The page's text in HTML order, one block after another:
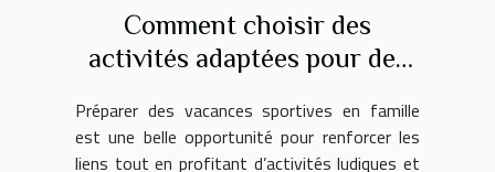
Comment choisir des
activités adaptées pour des
?
Préparer des vacances sportives en famille
est une belle opportunité pour renforcer les
liens tout en profitant d’activités ludiques et